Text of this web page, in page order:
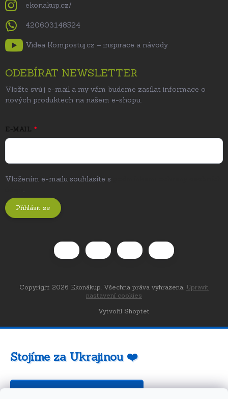
ekonakup.cz/
420603148524
Videa Kompostuj.cz – inspirace a návody
ODEBÍRAT NEWSLETTER
Vložte svůj e-mail a my vám budeme zasílat informace o
nových produktech na našem e-shopu.
E-MAIL
Vložením e-mailu souhlasíte s
.
Přihlásit se
Vytvořil Shoptet
Copyright 2026 Ekonákup. Všechna práva vyhrazena. Upravit
nastavení cookies
Stojíme za Ukrajinou ❤️